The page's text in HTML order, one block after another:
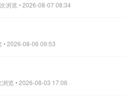
浏览 • 2026-08-07 08:34
• 2026-08-06 09:53
浏览 • 2026-08-03 17:06